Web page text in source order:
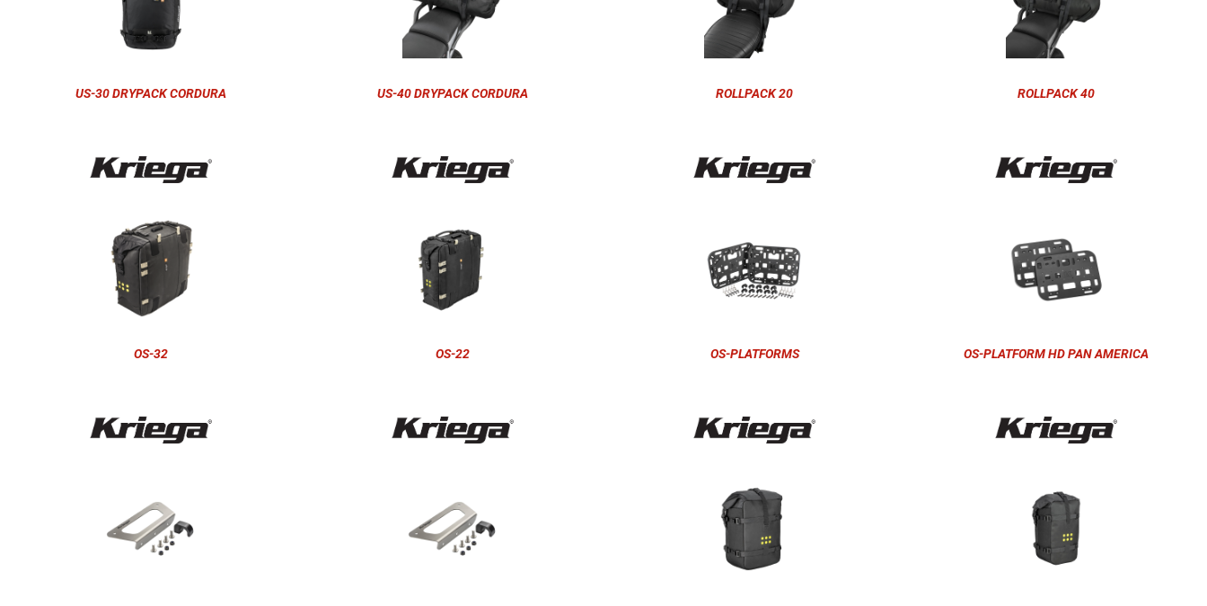
US-30 DRYPACK CORDURA US-40 DRYPACK CORDURA ROLLPACK 20 ROLLPACK 40
OS-32 OS-22 OS-PLATFORMS OS-PLATFORM HD PAN AMERICA